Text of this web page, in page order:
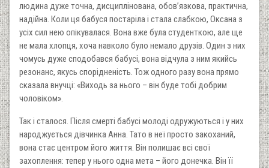
людина дуже точна, дисциплінована, обов’язкова, практична,
надійна. Коли ця бабуся постаріла і стала слабкою, Оксана з
усіх сил нею опікувалася. Вона вже була студенткою, але ще
не мала хлопця, хоча навколо було немало друзів. Один з них
чомусь дуже сподобався бабусі, вона відчула з ним якийсь
резонанс, якусь спорідненість. Тож одного разу вона прямо
сказала внучці: «Виходь за нього – він буде тобі добрим
чоловіком».
Так і сталося. Після смерті бабусі молоді одружуються і у них
народжується дівчинка Анна. Тато в неї просто закоханий,
вона стає центром його життя. Він полишає всі свої
захоплення: тепер у нього одна мета – його донечка. Він її